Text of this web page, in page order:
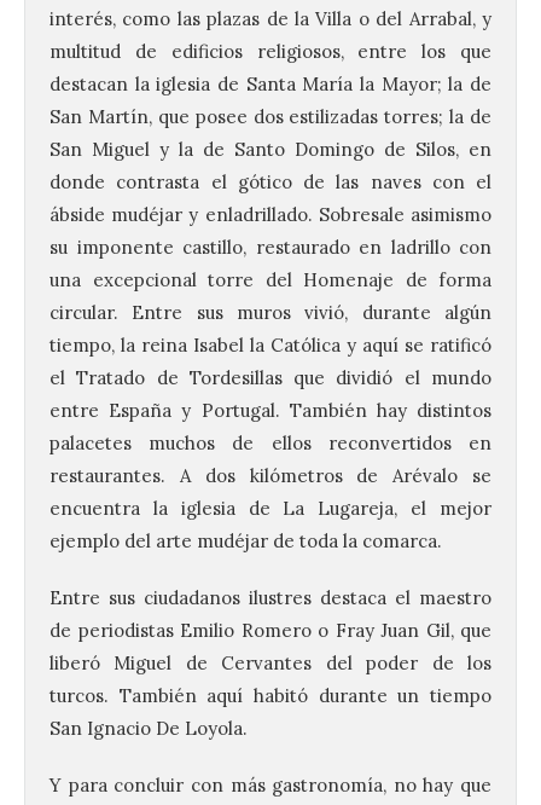
interés, como las plazas de la Villa o del Arrabal, y
multitud de edificios religiosos, entre los que
destacan la iglesia de Santa María la Mayor; la de
San Martín, que posee dos estilizadas torres; la de
San Miguel y la de Santo Domingo de Silos, en
donde contrasta el gótico de las naves con el
ábside mudéjar y enladrillado. Sobresale asimismo
su imponente castillo, restaurado en ladrillo con
una excepcional torre del Homenaje de forma
circular. Entre sus muros vivió, durante algún
tiempo, la reina Isabel la Católica y aquí se ratificó
el Tratado de Tordesillas que dividió el mundo
entre España y Portugal. También hay distintos
palacetes muchos de ellos reconvertidos en
restaurantes. A dos kilómetros de Arévalo se
encuentra la iglesia de La Lugareja, el mejor
ejemplo del arte mudéjar de toda la comarca.
Entre sus ciudadanos ilustres destaca el maestro
de periodistas Emilio Romero o Fray Juan Gil, que
liberó Miguel de Cervantes del poder de los
turcos. También aquí habitó durante un tiempo
San Ignacio De Loyola.
Y para concluir con más gastronomía, no hay que